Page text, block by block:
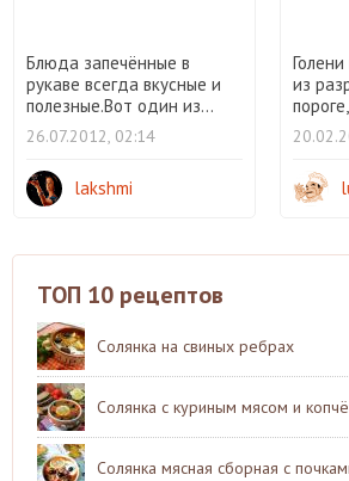
Блюда запечённые в
рукаве всегда вкусные и
полезные.Вот один из...
26.07.2012, 02:14
lakshmi
из
ТОП 10 рецептов
Солянка на свиных ребрах
Солянка с куриным мясом и
Солянка мясная сборная с